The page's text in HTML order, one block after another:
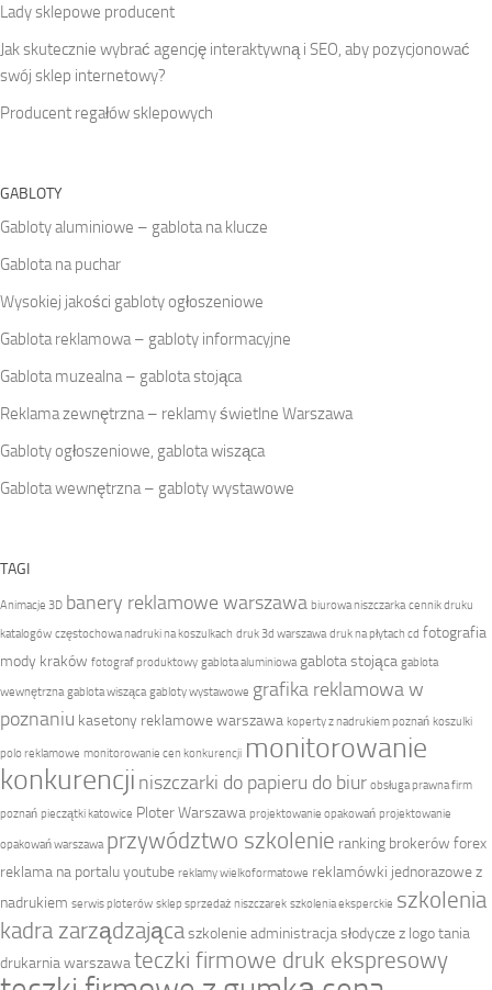
Lady sklepowe producent
Jak skutecznie wybrać agencję interaktywną i SEO, aby pozycjonować
swój sklep internetowy?
Producent regałów sklepowych
GABLOTY
Gabloty aluminiowe – gablota na klucze
Gablota na puchar
Wysokiej jakości gabloty ogłoszeniowe
Gablota reklamowa – gabloty informacyjne
Gablota muzealna – gablota stojąca
Reklama zewnętrzna – reklamy świetlne Warszawa
Gabloty ogłoszeniowe, gablota wisząca
Gablota wewnętrzna – gabloty wystawowe
TAGI
Animacje 3D banery reklamowe warszawa biurowa niszczarka cennik druku
katalogów częstochowa nadruki na koszulkach druk 3d warszawa druk na płytach cd fotografia
mody kraków fotograf produktowy gablota aluminiowa gablota stojąca gablota
wewnętrzna gablota wisząca gabloty wystawowe grafika reklamowa w
poznaniu kasetony reklamowe warszawa koperty z nadrukiem poznań koszulki
polo reklamowe monitorowanie cen konkurencji monitorowanie
konkurencji niszczarki do papieru do biur obsługa prawna firm
poznań pieczątki katowice Ploter Warszawa projektowanie opakowań projektowanie
opakowań warszawa przywództwo szkolenie ranking brokerów forex
reklama na portalu youtube reklamy wielkoformatowe reklamówki jednorazowe z
nadrukiem serwis ploterów sklep sprzedaż niszczarek szkolenia eksperckie szkolenia
kadra zarządzająca szkolenie administracjasłodycze z logotania
drukarnia warszawateczki firmowe druk ekspresowy